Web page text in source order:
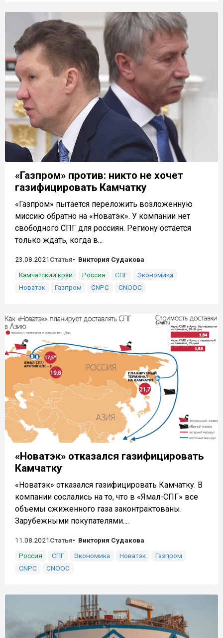
«Газпром» против: никто не хочет
газифицировать Камчатку
«Газпром» пытается переложить возложенную
миссию обратно на «Новатэк». У компании нет
свободного СПГ для россиян. Региону остается
только ждать, когда в...
23.08.2021 Статья
Виктория Судакова
Камчатский край
Россия СПГ
Экономика
Новатэк
Газпром CNPC CNOOC
«Новатэк» отказался газифицировать
Камчатку
«Новатэк» отказался газифицировать Камчатку. В
компании сослались на то, что в «Ямал-СПГ» все
объемы сжиженного газа законтрактованы.
Зарубежными покупателями....
11.08.2021 Статья
Виктория Судакова
Россия
СПГ Экономика Новатэк
Газпром
CNPC
CNOOC